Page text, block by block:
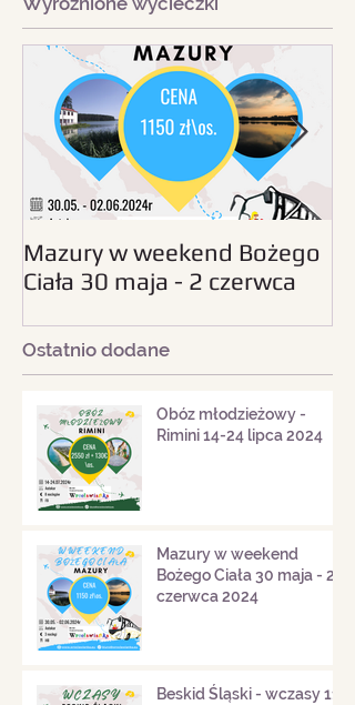
Mazury w weekend Bożego
Ciała 30 maja - 2 czerwca
Ostatnio dodane
Obóz młodzieżowy -
Rimini 14-24 lipca 2024
Mazury w weekend
Bożego Ciała 30 maja - 2
czerwca 2024
Beskid Śląski - wczasy 11-